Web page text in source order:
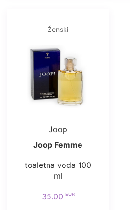
Ženski
Joop
Joop Femme
toaletna voda 100
ml
35.00 EUR